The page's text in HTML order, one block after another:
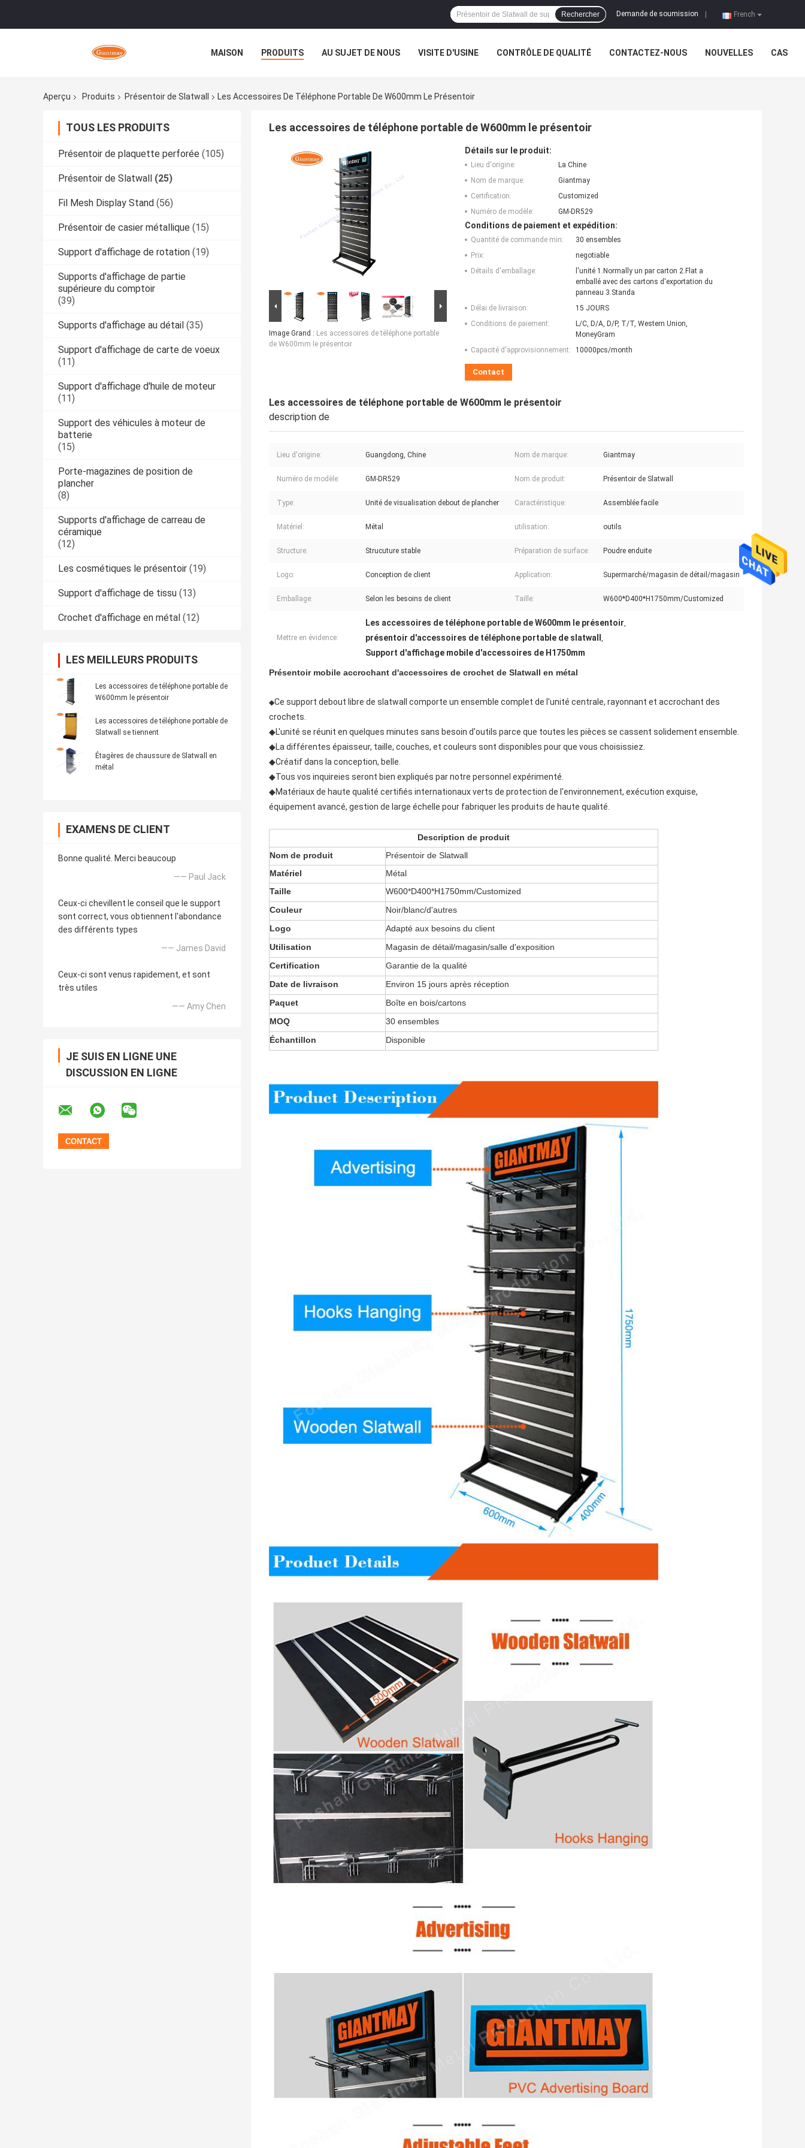
French
Demande de soumission
Rechercher
MAISON PRODUITS AU SUJET DE NOUS VISITE D'USINE CONTRÔLE DE QUALITÉ CONTACTEZ-NOUS NOUVELLES CAS
Aperçu Produits Présentoir de Slatwall Les Accessoires De Téléphone Portable De W600mm Le Présentoir
TOUS LES PRODUITS
Présentoir de plaquette perforée (105)
Présentoir de Slatwall (25)
Fil Mesh Display Stand (56)
Présentoir de casier métallique (15)
Support d'affichage de rotation (19)
Supports d'affichage de partie
supérieure du comptoir
(39)
Supports d'affichage au détail (35)
Support d'affichage de carte de voeux
(11)
Support d'affichage d'huile de moteur
(11)
Support des véhicules à moteur de
batterie
(15)
Porte-magazines de position de
plancher
(8)
Supports d'affichage de carreau de
céramique
(12)
Les cosmétiques le présentoir (19)
Support d'affichage de tissu (13)
Crochet d'affichage en métal (12)
LES MEILLEURS PRODUITS
Les accessoires de téléphone portable de
W600mm le présentoir
Les accessoires de téléphone portable de
Slatwall se tiennent
Étagères de chaussure de Slatwall en
métal
EXAMENS DE CLIENT
Bonne qualité. Merci beaucoup
—— Paul Jack
Ceux-ci chevillent le conseil que le support
sont correct, vous obtiennent l'abondance
des différents types
—— James David
Ceux-ci sont venus rapidement, et sont
très utiles
—— Amy Chen
JE SUIS EN LIGNE UNE
DISCUSSION EN LIGNE
Les accessoires de téléphone portable de W600mm le présentoir
Image Grand : Les accessoires de téléphone portable
de W600mm le présentoir
Détails sur le produit:
Lieu d'origine:
La Chine
Nom de marque:
Giantmay
Certification:
Customized
Numéro de modèle:
GM-DR529
Conditions de paiement et expédition:
Quantité de commande min:
30 ensembles
Prix:
negotiable
Détails d'emballage:
l'unité 1.Normally un par carton 2.Flat a
emballé avec des cartons d'exportation du
panneau 3.Standa
Délai de livraison:
15 JOURS
Conditions de paiement:
L/C, D/A, D/P, T/T, Western Union,
MoneyGram
Capacité d'approvisionnement:
10000pcs/month
Contact
Les accessoires de téléphone portable de W600mm le présentoir
description de
Lieu d'origine: Guangdong, Chine Nom de marque: Giantmay
Numéro de modèle: GM-DR529 Nom de produit: Présentoir de Slatwall
Type: Unité de visualisation debout de plancher Caractéristique: Assemblée facile
Matériel: Métal utilisation: outils
Structure: Strucuture stable Préparation de surface: Poudre enduite
Logo: Conception de client Application: Supermarché/magasin de détail/magasin
Emballage: Selon les besoins de client Taille: W600*D400*H1750mm/Customized
Mettre en évidence:
Les accessoires de téléphone portable de W600mm le présentoir,
présentoir d'accessoires de téléphone portable de slatwall ,
Support d'affichage mobile d'accessoires de H1750mm
Présentoir mobile accrochant d'accessoires de crochet de Slatwall en métal
◆Ce support debout libre de slatwall comporte un ensemble complet de l'unité centrale, rayonnant et accrochant des
crochets.
◆L'unité se réunit en quelques minutes sans besoin d'outils parce que toutes les pièces se cassent solidement ensemble.
◆La différentes épaisseur, taille, couches, et couleurs sont disponibles pour que vous choisissiez.
◆Créatif dans la conception, belle.
◆Tous vos inquireies seront bien expliqués par notre personnel expérimenté.
◆Matériaux de haute qualité certifiés internationaux verts de protection de l'environnement, exécution exquise,
équipement avancé, gestion de large échelle pour fabriquer les produits de haute qualité.
Description de produit
Nom de produit
Présentoir de Slatwall
Matériel
Métal
Taille
W600*D400*H1750mm/Customized
Couleur
Noir/blanc/d'autres
Logo
Adapté aux besoins du client
Utilisation
Magasin de détail/magasin/salle d'exposition
Certification
Garantie de la qualité
Date de livraison
Environ 15 jours après réception
Paquet
Boîte en bois/cartons
MOQ
30 ensembles
Échantillon
Disponible